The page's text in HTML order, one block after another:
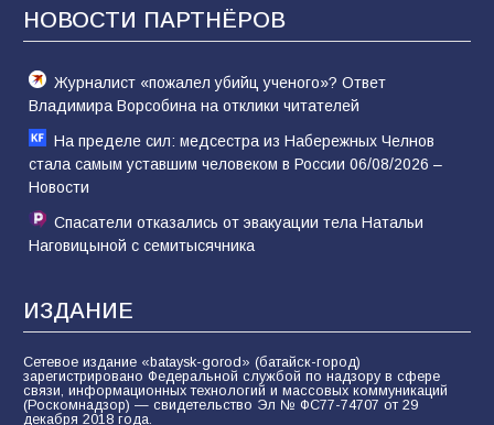
81 02.08.2026
НОВОСТИ ПАРТНЁРОВ
Журналист «пожалел убийц ученого»? Ответ
Владимира Ворсобина на отклики читателей
На пределе сил: медсестра из Набережных Челнов
стала самым уставшим человеком в России 06/08/2026 –
Новости
Спасатели отказались от эвакуации тела Натальи
Наговицыной с семитысячника
ИЗДАНИЕ
Сетевое издание «bataysk-gorod» (батайск-город)
зарегистрировано Федеральной службой по надзору в сфере
связи, информационных технологий и массовых коммуникаций
(Роскомнадзор) — свидетельство Эл № ФС77-74707 от 29
декабря 2018 года.